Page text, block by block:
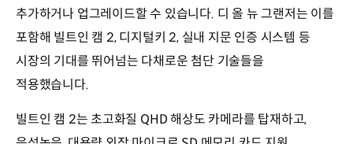
추가하거나 업그레이드할 수 있습니다. 디 올 뉴 그랜저는 이를
포함해 빌트인 캠 2, 디지털키 2, 실내 지문 인증 시스템 등
시장의 기대를 뛰어넘는 다채로운 첨단 기술들을
적용했습니다.
빌트인 캠 2는 초고화질 QHD 해상도 카메라를 탑재하고,